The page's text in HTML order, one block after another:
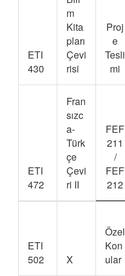
ETI
430
m
Kita
pları
Çevi
risi
Proj
e
Tesli
mi
ETI
472
Fran
sızc
a-
Türk
çe
Çevi
ri II
FEF
211
/
FEF
212
ETI
502
X
Özel
Kon
ular